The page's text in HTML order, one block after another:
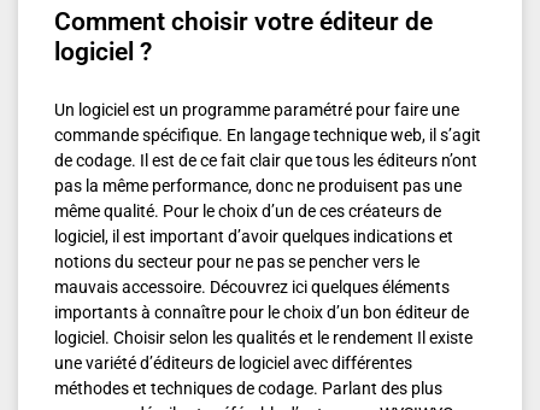
Comment choisir votre éditeur de
logiciel ?
Un logiciel est un programme paramétré pour faire une
commande spécifique. En langage technique web, il s’agit
de codage. Il est de ce fait clair que tous les éditeurs n’ont
pas la même performance, donc ne produisent pas une
même qualité. Pour le choix d’un de ces créateurs de
logiciel, il est important d’avoir quelques indications et
notions du secteur pour ne pas se pencher vers le
mauvais accessoire. Découvrez ici quelques éléments
importants à connaître pour le choix d’un bon éditeur de
logiciel. Choisir selon les qualités et le rendement Il existe
une variété d’éditeurs de logiciel avec différentes
méthodes et techniques de codage. Parlant des plus